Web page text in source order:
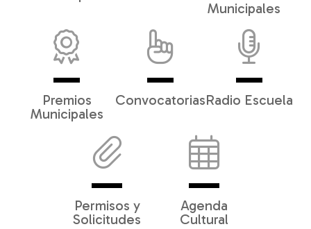
Municipales
Premios
Municipales
ConvocatoriasRadio Escuela
Permisos y
Solicitudes
Agenda
Cultural